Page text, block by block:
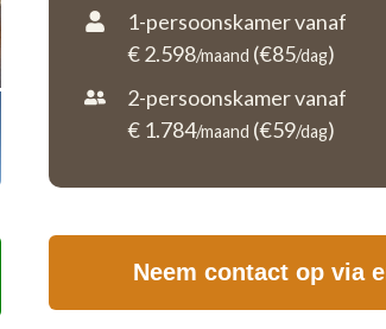
1-persoonskamer vanaf
€ 2.598/maand (€85/dag)
2-persoonskamer vanaf
€ 1.784/maand (€59/dag)
Neem contact op via